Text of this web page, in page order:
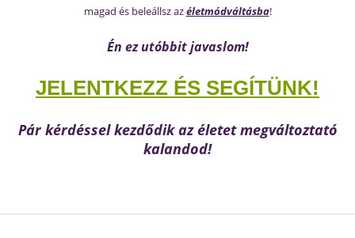
magad és beleállsz azéletmódváltásba!
Én ez utóbbit javaslom!
JELENTKEZZ ÉS SEGÍTÜNK!
Pár kérdéssel kezdődik az életet megváltoztató
kalandod!